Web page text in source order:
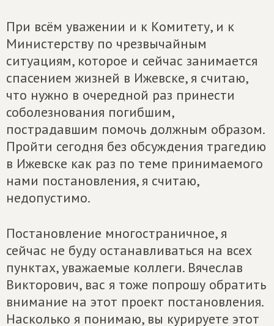
При всём уважении и к Комитету, и к
Министерству по чрезвычайным
ситуациям, которое и сейчас занимается
спасением жизней в Ижевске, я считаю,
что нужно в очередной раз принести
соболезнования погибшим,
пострадавшим помочь должным образом.
Пройти сегодня без обсуждения трагедию
в Ижевске как раз по теме принимаемого
нами постановления, я считаю,
недопустимо.
Постановление многостраничное, я
сейчас не буду останавливаться на всех
пунктах, уважаемые коллеги. Вячеслав
Викторович, вас я тоже попрошу обратить
внимание на этот проект постановления.
Насколько я понимаю, вы курируете этот